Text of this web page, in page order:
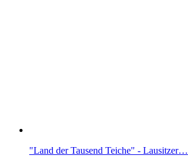
"Land der Tausend Teiche" - Lausitzer…